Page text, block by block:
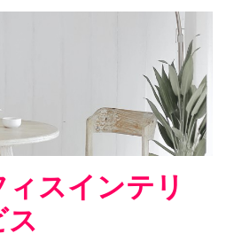
スインテリ
ス